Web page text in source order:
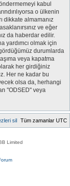
kabul
o ülkenin
dikkate almamanız
ve eğer
da haberdar edilir.
yardımcı olmak için
durumlarda
veya kapatma
her girdiğiniz
Her ne kadar bu
olsa da, herhangi
"ODSED" veya
Tüm zamanlar UTC
sil
Limited